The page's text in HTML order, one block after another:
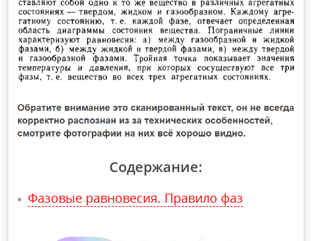
Содержание:
Фазовые равновесия. Правило фаз